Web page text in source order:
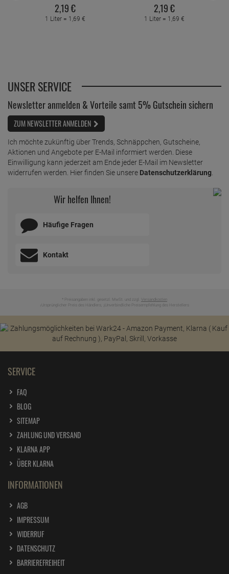
2,19€
1 Liter = 1,69 €
2,19€
1 Liter = 1,69 €
UNSER SERVICE
Newsletter anmelden & Vorteile samt 5% Gutschein sichern
ZUM NEWSLETTER ANMELDEN
Ich möchte zukünftig über Trends, Schnäppchen, Gutscheine,
Aktionen und Angebote per E-Mail informiert werden. Diese
Einwilligung kann jederzeit am Ende jeder E-Mail im Newsletter
widerrufen werden. Hier finden Sie unsere Datenschutzerklärung
Wir helfen Ihnen!
Häufige Fragen
Kontakt
* Preisangaben inkl. gesetzl. MwSt. und zzgl. Versandkosten
Ursprünglicher Preis des Händlers, Unverbindliche Preisempfehlung des Herstellers
SERVICE
FAQ
BLOG
SITEMAP
ZAHLUNG UND VERSAND
KLARNA APP
ÜBER KLARNA
INFORMATIONEN
AGB
IMPRESSUM
WIDERRUF
DATENSCHUTZ
BARRIEREFREIHEIT